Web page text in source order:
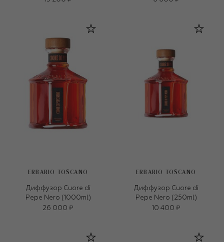
ERBARIO TOSCANO
Диффузор Cuore di
Pepe Nero (1000ml)
26 000 ₽
ERBARIO TOSCANO
Диффузор Cuore di
Pepe Nero (250ml)
10 400 ₽